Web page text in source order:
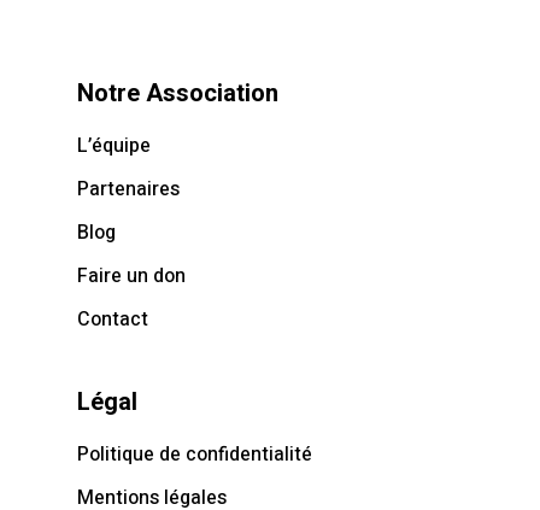
Notre Association
L’équipe
Partenaires
Blog
Faire un don
Contact
Légal
Politique de confidentialité
Mentions légales